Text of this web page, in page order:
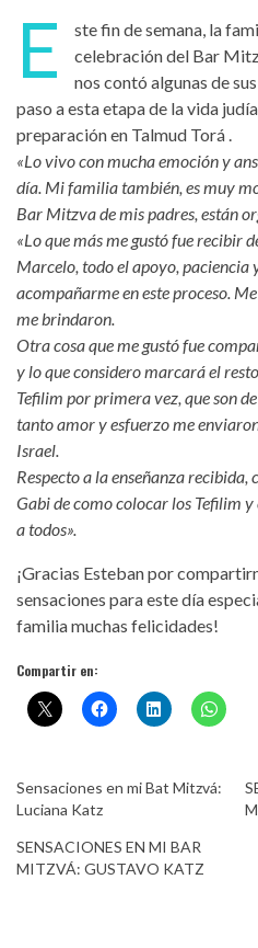
E
ste fin de semana, la
celebración del Bar
nos contó algunas de
paso a esta etapa de la vida
preparación en Talmud Torá .
«Lo vivo con mucha emoción y
día. Mi familia también, es muy
Bar Mitzva de mis padres, están
«Lo que más me gustó fue recibir
Marcelo, todo el apoyo, paciencia
acompañarme en este proceso.
me brindaron.
Otra cosa que me gustó fue
y lo que considero marcará el
Tefilim por primera vez, que son
tanto amor y esfuerzo me
Israel.
Respecto a la enseñanza recibida,
Gabi de como colocar los Tefilim
a todos».
¡Gracias Esteban por
sensaciones para este día
familia muchas felicidades!
Compartir en:
Sensaciones en mi Bat Mitzvá:
Luciana Katz
SENSACIONES EN MI BAR
MITZVÁ: GUSTAVO KATZ